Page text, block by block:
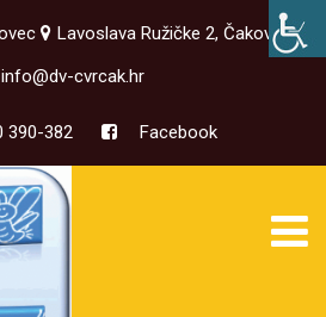
Lavoslava Ružičke 2, Čakovec
info@dv-cvrcak.hr
390-382 Facebook